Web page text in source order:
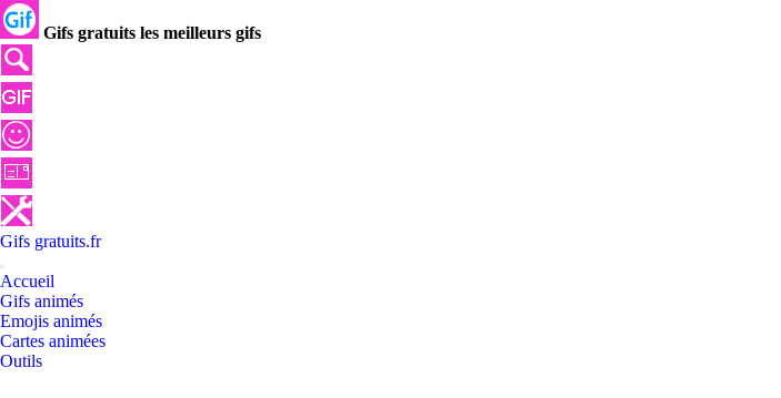
Gifs gratuits les meilleurs gifs
Gifs gratuits.fr
Accueil
Gifs animés
Emojis animés
Cartes animées
Outils